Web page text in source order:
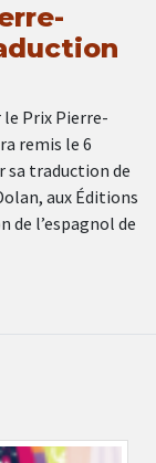
Prix Pierre-
remis le 6
sa traduction de
aux Éditions
de l’espagnol de